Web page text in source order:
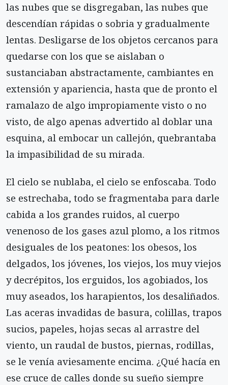
las nubes que se disgregaban, las nubes que
descendían rápidas o sobria y gradualmente
lentas. Desligarse de los objetos cercanos para
quedarse con los que se aislaban o
sustanciaban abstractamente, cambiantes en
extensión y apariencia, hasta que de pronto el
ramalazo de algo impropiamente visto o no
visto, de algo apenas advertido al doblar una
esquina, al embocar un callejón, quebrantaba
la impasibilidad de su mirada.
El cielo se nublaba, el cielo se enfoscaba. Todo
se estrechaba, todo se fragmentaba para darle
cabida a los grandes ruidos, al cuerpo
venenoso de los gases azul plomo, a los ritmos
desiguales de los peatones: los obesos, los
delgados, los jóvenes, los viejos, los muy viejos
y decrépitos, los erguidos, los agobiados, los
muy aseados, los harapientos, los desaliñados.
Las aceras invadidas de basura, colillas, trapos
sucios, papeles, hojas secas al arrastre del
viento, un raudal de bustos, piernas, rodillas,
se le venía aviesamente encima. ¿Qué hacía en
ese cruce de calles donde su sueño siempre